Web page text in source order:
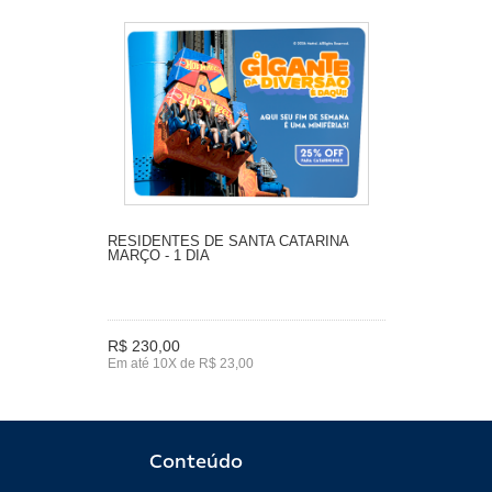
RESIDENTES DE SANTA CATARINA
MARÇO - 1 DIA
R$ 230,00
Em até 10X de R$ 23,00
Conteúdo